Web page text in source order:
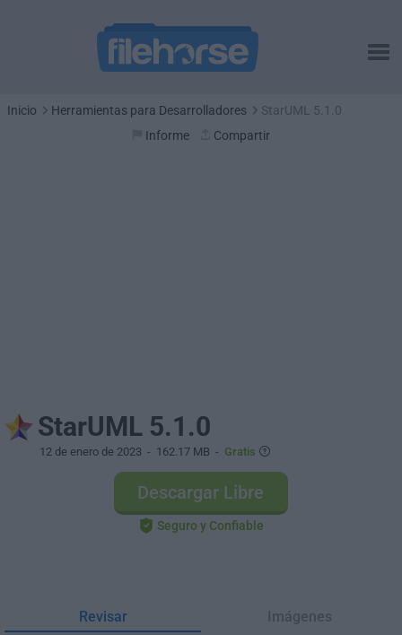
Inicio Herramientas para Desarrolladores
StarUML 5.1.0
Informe
Compartir
StarUML 5.1.0
12 de enero de 2023 - 162.17 MB - Gratis
Descargar Libre
Seguro y Confiable
Revisar
Imágenes